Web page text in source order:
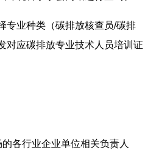
专业种类（碳排放核查员/碳排
对应碳排放专业技术人员培训证
各行业企业单位相关负责人